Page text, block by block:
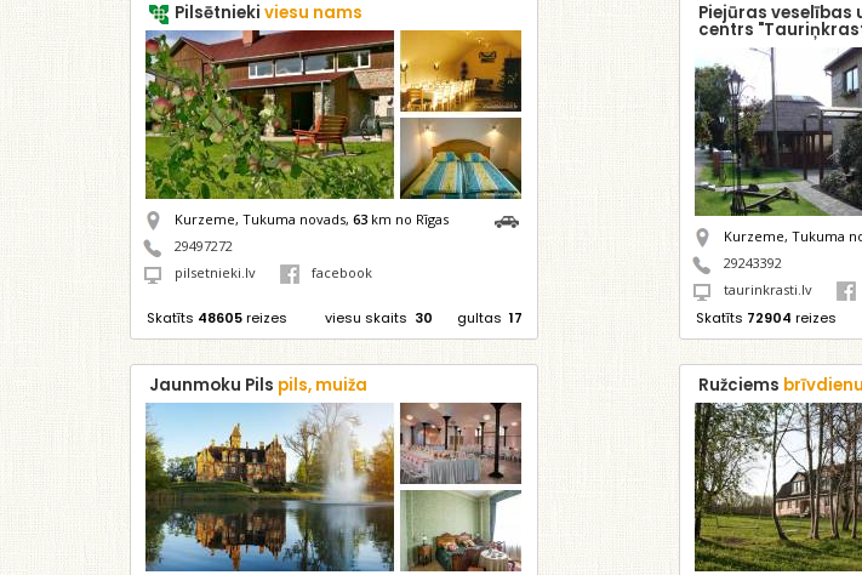
Pilsētnieki viesu nams
Kurzeme, Tukuma novads, 63km no Rīgas
29497272
pilsetnieki.lv
facebook
Skatīts 48605reizes gultas 17
viesu skaits 30
Piejūras
centrs
Kurzeme, Tukuma
29243392
taurinkrasti.lv
Skatīts 72904 reizes
Jaunmoku Pils pils, muiža Ružciems